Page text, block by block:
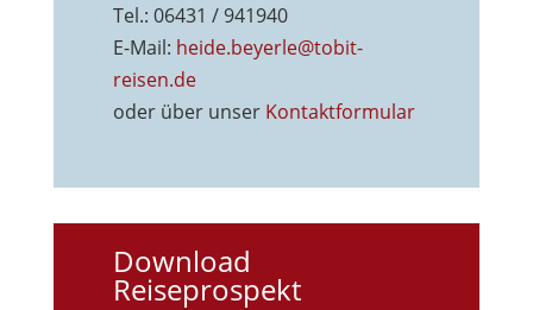
Tel.: 06431 / 941940
E-Mail: heide.beyerle@tobit-
reisen.de
oder über unser Kontaktformular
Download
Reiseprospekt